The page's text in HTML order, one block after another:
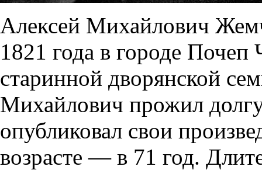
Алексей Михайлович
1821 года в городе Почеп
старинной дворянской
Михайлович прожил
опубликовал свои
возрасте — в 71 год.